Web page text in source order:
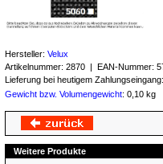
Hersteller: Velux
Artikelnummer: 2870 | EAN-Nummer:
Lieferung bei heutigem
Gewicht bzw. Volumengewicht: 0,10 kg
Weitere Produkte